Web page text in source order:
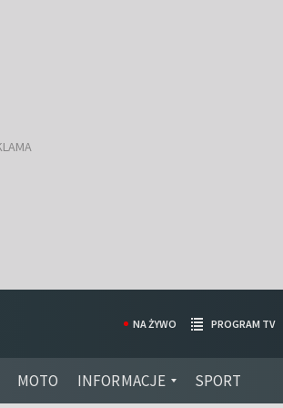
MOTO INFORMACJE SPORT
NA ŻYWO PROGRAM TV